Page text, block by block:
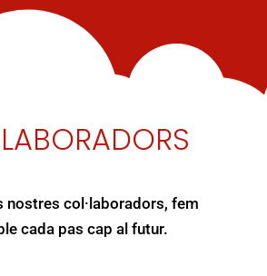
nostres col·laboradors, fem
cada pas cap al futur.